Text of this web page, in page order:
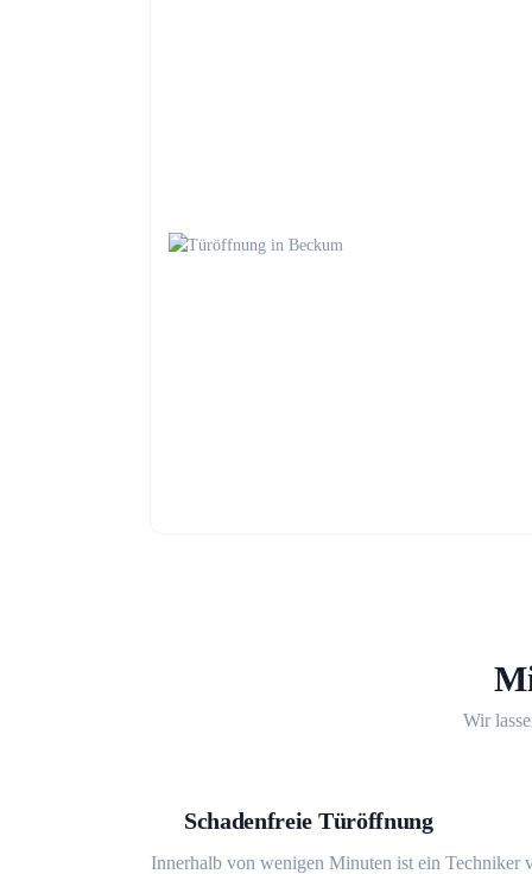
Wir
Schadenfreie Türöffnung
Innerhalb von wenigen Minuten ist ein Techniker